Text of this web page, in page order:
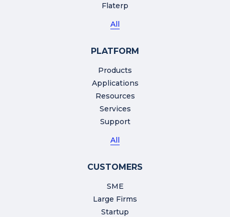
Flaterp
All
PLATFORM
Products
Applications
Resources
Services
Support
All
CUSTOMERS
SME
Large Firms
Startup